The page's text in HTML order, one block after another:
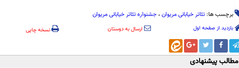
برچسب ها: تئاتر خیابانی مریوان ، جشنواره تئاتر خیابانی مریوان
بازدید از صفحه اول ارسال به دوستان نسخه چاپی
مطالب پیشنهادی